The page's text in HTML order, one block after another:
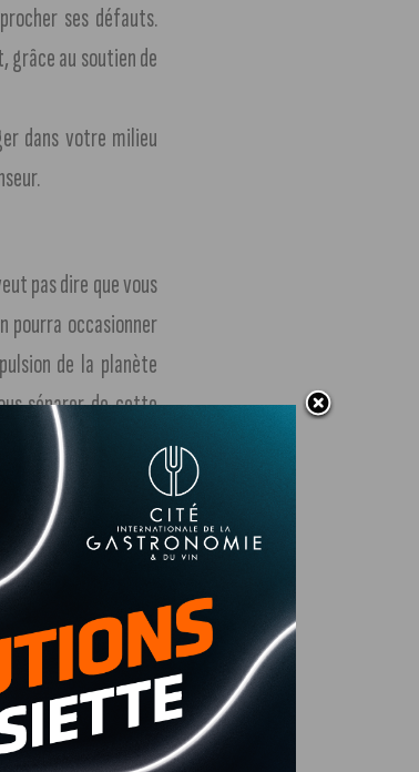
ses défauts.
grâce au soutien de
dans votre milieu
pas dire que vous
pourra occasionner
de la planète
séparer de cette
tant à faire qu’il va
pas toujours facile,
doute pas être
à faire régner
! Vous serez, en